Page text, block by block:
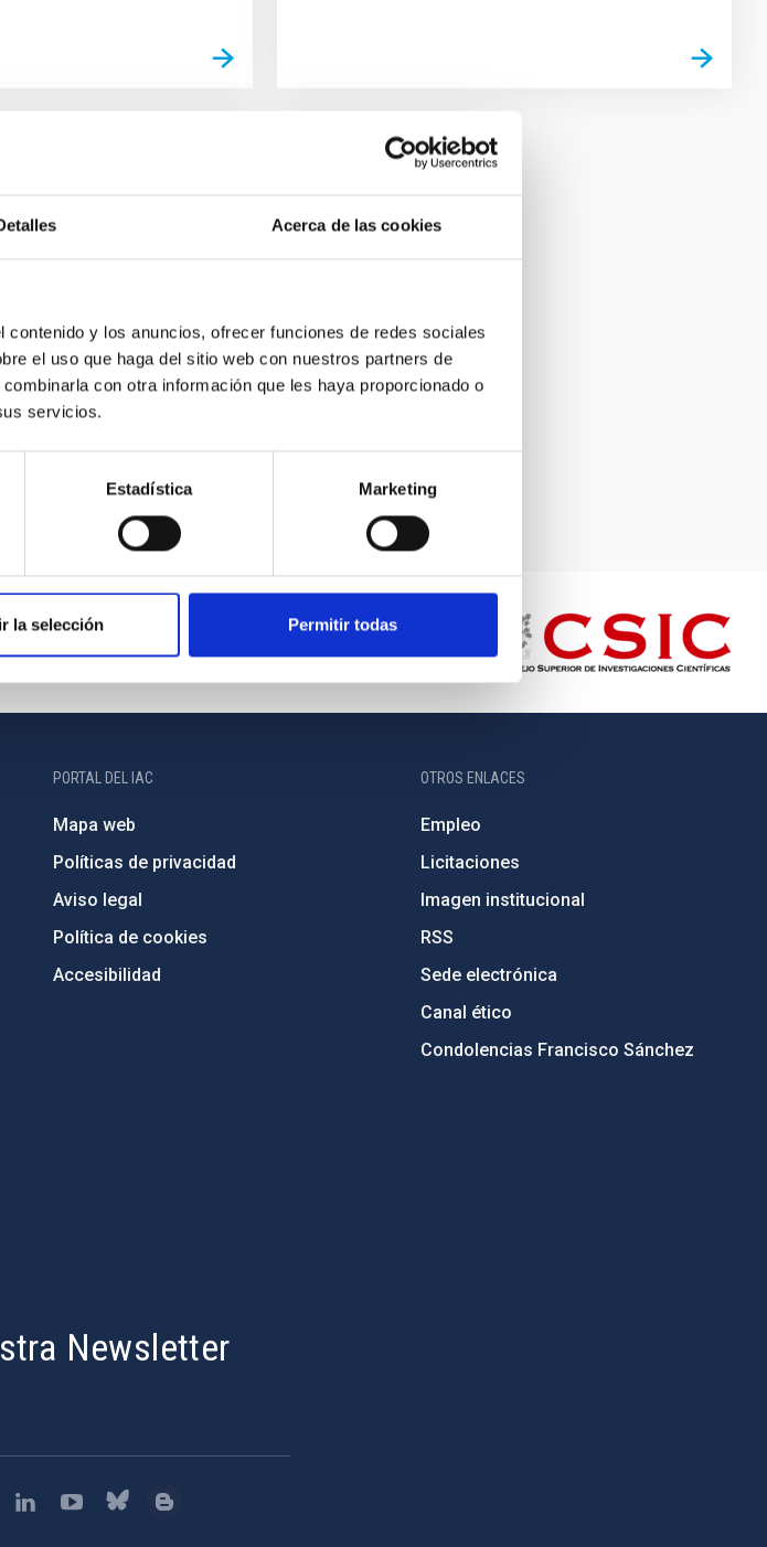
Acerca de las cookies
y los anuncios, ofrecer funciones de redes sociales
el uso que haga del sitio web con nuestros partners de
con otra información que les haya proporcionado o
servicios.
Estadística Marketing
la selección Permitir todas
PORTAL DEL IAC
Mapa web
Políticas de privacidad
Aviso legal
Política de cookies
Accesibilidad
OTROS ENLACES
Empleo
Licitaciones
Imagen institucional
RSS
Sede electrónica
Canal ético
Condolencias Francisco Sánchez
Newsletter